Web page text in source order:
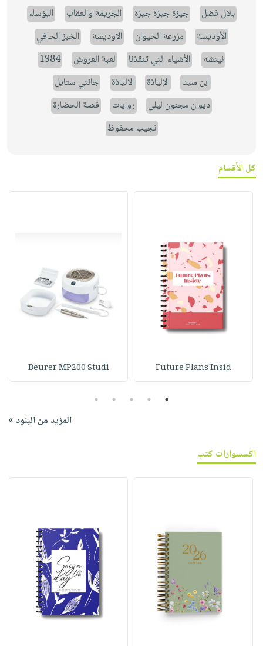
بلال فضل جيزة جيزة جيزة الجريمة والعقاب
البؤساء
الأوديسة
مزرعة الحيوان الاوديسة
الخبز الحافي
نيتشه
الأشياء التي تنقذنا لعبة العروش
1984
ابن سينا
الإلياذة الالياذة
جانتي ستايل
ديوان مجنون ليلى
روايات
قصة الحضارة
نجيب محفوظ
كل الأقسام
Future Plans Insid
Beurer MP200 Studi
1
2
3
4
5
المزيد من البنود »
اكسسوارات كتب